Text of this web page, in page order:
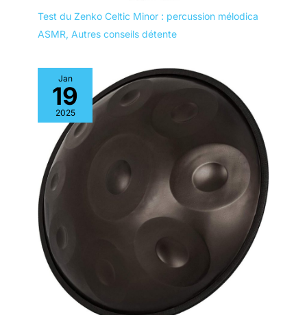
Test du Zenko Celtic Minor : percussion mélodica
ASMR, Autres conseils détente
Jan
19
2025